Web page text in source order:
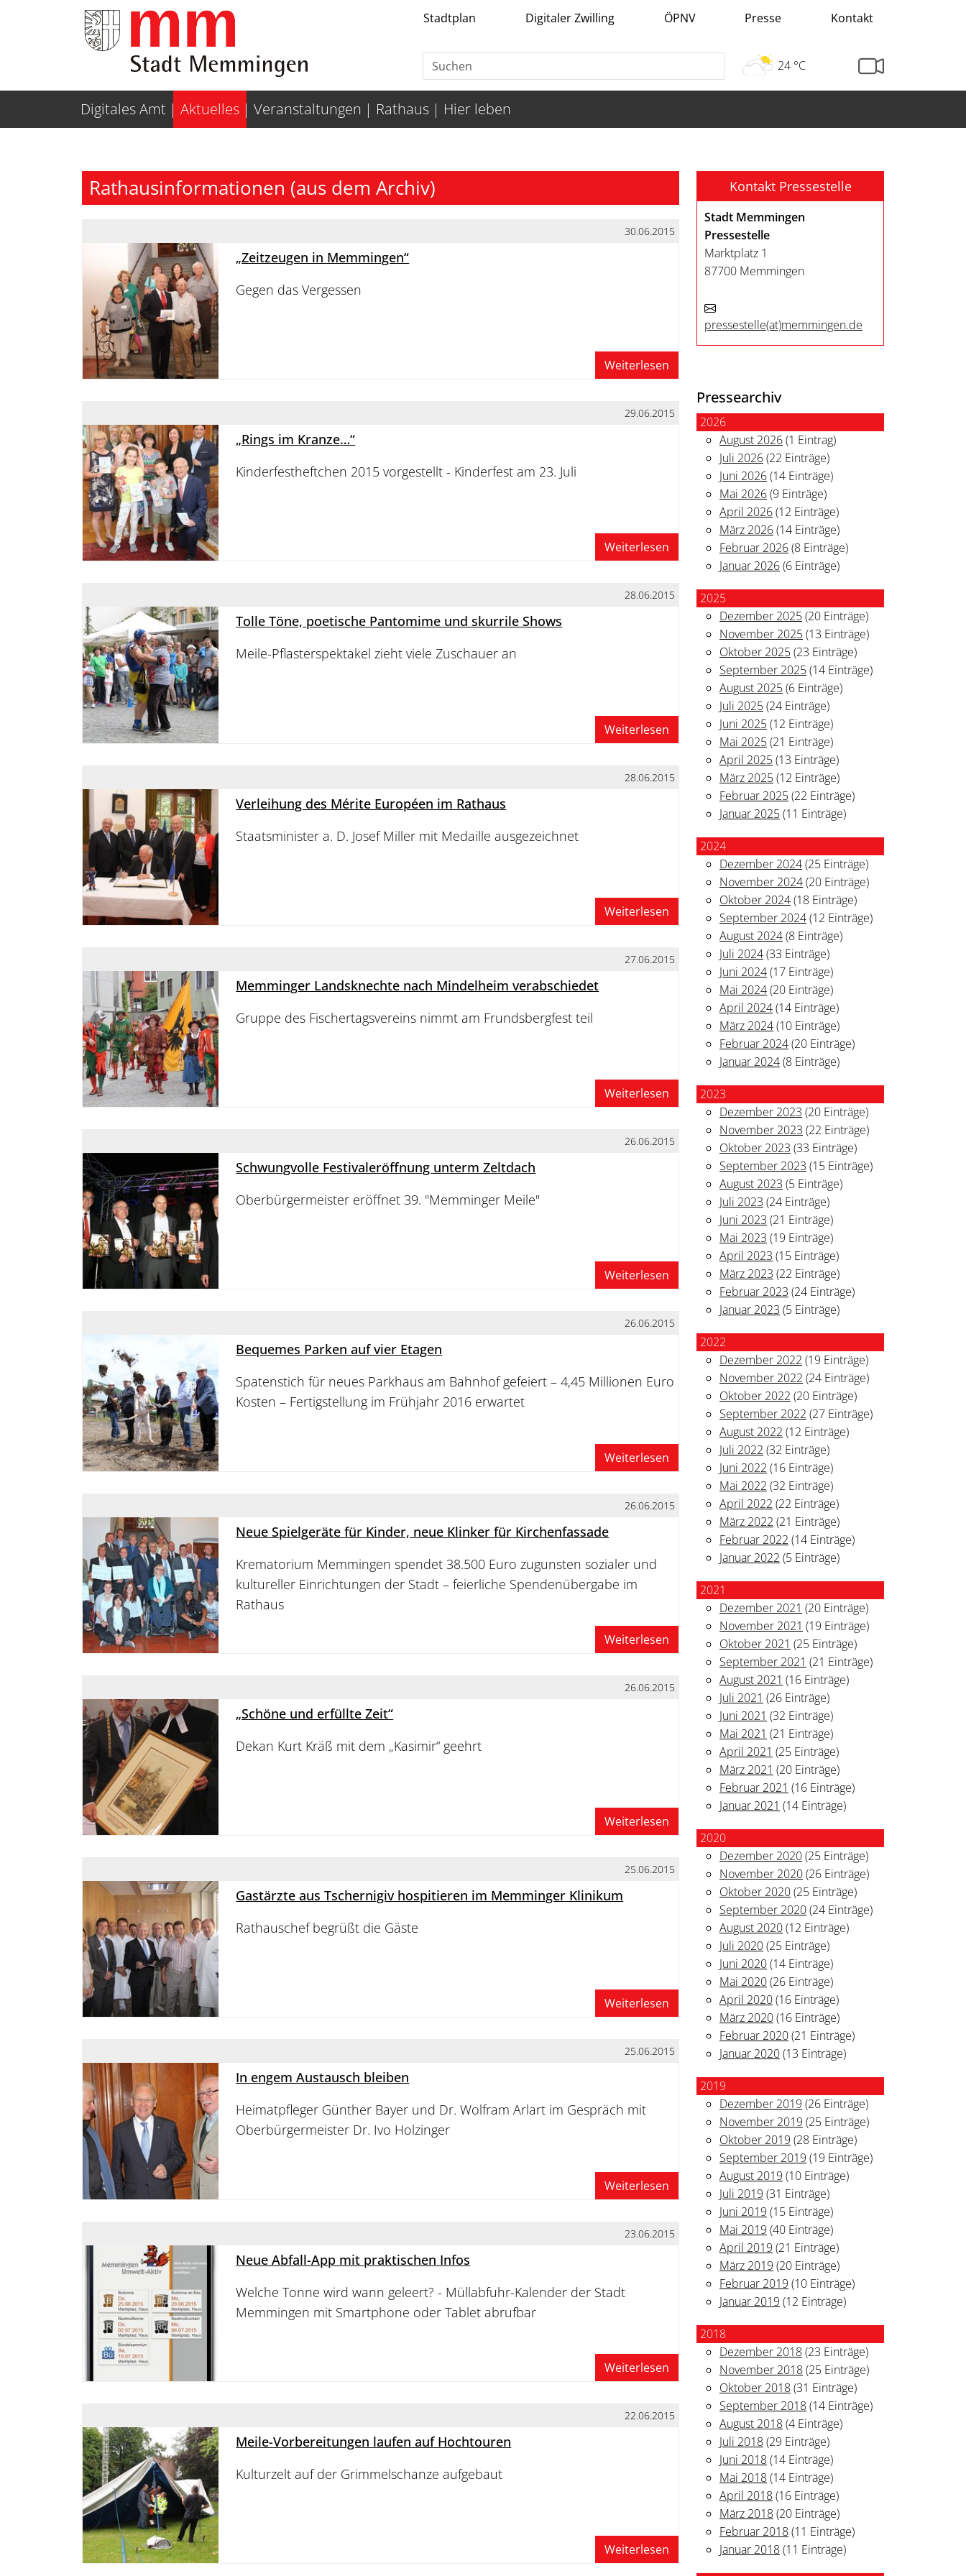
Weiter zur Navigation Weiter zum Inhalt Stadtplan Digitaler Zwilling ÖPNV Presse Kontakt
24 °C
Digitales Amt Aktuelles Veranstaltungen Rathaus Hier leben
Rathausinformationen (aus dem Archiv)
30.06.2015
„Zeitzeugen in Memmingen“
Gegen das Vergessen
Weiterlesen
29.06.2015
„Rings im Kranze…“
Kinderfestheftchen 2015 vorgestellt - Kinderfest am 23. Juli
Weiterlesen
28.06.2015
Tolle Töne, poetische Pantomime und skurrile Shows
Meile-Pflasterspektakel zieht viele Zuschauer an
Weiterlesen
28.06.2015
Verleihung des Mérite Européen im Rathaus
Staatsminister a. D. Josef Miller mit Medaille ausgezeichnet
Weiterlesen
27.06.2015
Memminger Landsknechte nach Mindelheim verabschiedet
Gruppe des Fischertagsvereins nimmt am Frundsbergfest teil
Weiterlesen
26.06.2015
Schwungvolle Festivaleröffnung unterm Zeltdach
Oberbürgermeister eröffnet 39. "Memminger Meile"
Weiterlesen
26.06.2015
Bequemes Parken auf vier Etagen
Spatenstich für neues Parkhaus am Bahnhof gefeiert – 4,45 Millionen Euro
Kosten – Fertigstellung im Frühjahr 2016 erwartet
Weiterlesen
26.06.2015
Neue Spielgeräte für Kinder, neue Klinker für Kirchenfassade
Krematorium Memmingen spendet 38.500 Euro zugunsten sozialer und
kultureller Einrichtungen der Stadt – feierliche Spendenübergabe im
Rathaus
Weiterlesen
26.06.2015
„Schöne und erfüllte Zeit“
Dekan Kurt Kräß mit dem „Kasimir“ geehrt
Weiterlesen
25.06.2015
Gastärzte aus Tschernigiv hospitieren im Memminger Klinikum
Rathauschef begrüßt die Gäste
Weiterlesen
25.06.2015
In engem Austausch bleiben
Heimatpfleger Günther Bayer und Dr. Wolfram Arlart im Gespräch mit
Oberbürgermeister Dr. Ivo Holzinger
Weiterlesen
23.06.2015
Neue Abfall-App mit praktischen Infos
Welche Tonne wird wann geleert? - Müllabfuhr-Kalender der Stadt
Memmingen mit Smartphone oder Tablet abrufbar
Weiterlesen
22.06.2015
Meile-Vorbereitungen laufen auf Hochtouren
Kulturzelt auf der Grimmelschanze aufgebaut
Weiterlesen
Kontakt Pressestelle
Stadt Memmingen
Pressestelle
Marktplatz 1
87700 Memmingen
pressestelle(at)memmingen.de
Pressearchiv
2026
August 2026(1 Eintrag)
Juli 2026(22 Einträge)
Juni 2026(14 Einträge)
Mai 2026(9 Einträge)
April 2026(12 Einträge)
März 2026(14 Einträge)
Februar 2026(8 Einträge)
Januar 2026(6 Einträge)
2025
Dezember 2025(20 Einträge)
November 2025(13 Einträge)
Oktober 2025(23 Einträge)
September 2025(14 Einträge)
August 2025(6 Einträge)
Juli 2025(24 Einträge)
Juni 2025(12 Einträge)
Mai 2025(21 Einträge)
April 2025(13 Einträge)
März 2025(12 Einträge)
Februar 2025(22 Einträge)
Januar 2025(11 Einträge)
2024
Dezember 2024(25 Einträge)
November 2024(20 Einträge)
Oktober 2024(18 Einträge)
September 2024(12 Einträge)
August 2024(8 Einträge)
Juli 2024(33 Einträge)
Juni 2024(17 Einträge)
Mai 2024(20 Einträge)
April 2024(14 Einträge)
März 2024(10 Einträge)
Februar 2024(20 Einträge)
Januar 2024(8 Einträge)
2023
Dezember 2023 (20 Einträge)
November 2023 (22 Einträge)
Oktober 2023 (33 Einträge)
September 2023 (15 Einträge)
August 2023 (5 Einträge)
Juli 2023 (24 Einträge)
Juni 2023 (21 Einträge)
Mai 2023 (19 Einträge)
April 2023 (15 Einträge)
März 2023 (22 Einträge)
Februar 2023 (24 Einträge)
Januar 2023 (5 Einträge)
2022
Dezember 2022 (19 Einträge)
November 2022 (24 Einträge)
Oktober 2022 (20 Einträge)
September 2022 (27 Einträge)
August 2022 (12 Einträge)
Juli 2022 (32 Einträge)
Juni 2022 (16 Einträge)
Mai 2022 (32 Einträge)
April 2022 (22 Einträge)
März 2022 (21 Einträge)
Februar 2022 (14 Einträge)
Januar 2022 (5 Einträge)
2021
Dezember 2021 (20 Einträge)
November 2021 (19 Einträge)
Oktober 2021 (25 Einträge)
September 2021 (21 Einträge)
August 2021 (16 Einträge)
Juli 2021 (26 Einträge)
Juni 2021 (32 Einträge)
Mai 2021 (21 Einträge)
April 2021 (25 Einträge)
März 2021 (20 Einträge)
Februar 2021 (16 Einträge)
Januar 2021 (14 Einträge)
2020
Dezember 2020(25 Einträge)
November 2020(26 Einträge)
Oktober 2020(25 Einträge)
September 2020(24 Einträge)
August 2020(12 Einträge)
Juli 2020(25 Einträge)
Juni 2020(14 Einträge)
Mai 2020(26 Einträge)
April 2020(16 Einträge)
März 2020(16 Einträge)
Februar 2020(21 Einträge)
Januar 2020(13 Einträge)
2019
Dezember 2019 (26 Einträge)
November 2019 (25 Einträge)
Oktober 2019 (28 Einträge)
September 2019 (19 Einträge)
August 2019 (10 Einträge)
Juli 2019 (31 Einträge)
Juni 2019 (15 Einträge)
Mai 2019 (40 Einträge)
April 2019 (21 Einträge)
März 2019 (20 Einträge)
Februar 2019 (10 Einträge)
Januar 2019 (12 Einträge)
2018
Dezember 2018(23 Einträge)
November 2018(25 Einträge)
Oktober 2018(31 Einträge)
September 2018(14 Einträge)
August 2018(4 Einträge)
Juli 2018(29 Einträge)
Juni 2018(14 Einträge)
Mai 2018(14 Einträge)
April 2018(16 Einträge)
März 2018(20 Einträge)
Februar 2018(11 Einträge)
Januar 2018(11 Einträge)